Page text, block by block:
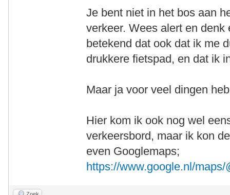
Je bent niet in het bos aan
verkeer. Wees alert en
betekend dat ook dat ik me
drukkere fietspad, en dat ik
Maar ja voor veel dingen
Hier kom ik ook nog wel
verkeersbord, maar ik kon
even Googlemaps;
https://www.google.nl/